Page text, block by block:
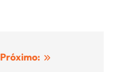
Próximo: